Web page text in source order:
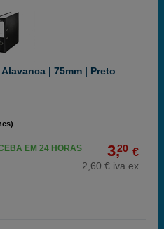
| 75mm | Preto
3,20 €
2,60 € iva ex
EM 24 HORAS